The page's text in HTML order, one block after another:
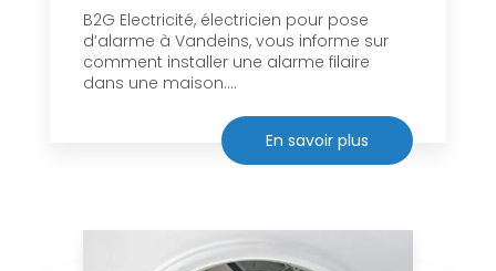
B2G Electricité, électricien pour pose
d’alarme à Vandeins, vous informe sur
comment installer une alarme filaire
dans une maison....
En savoir plus